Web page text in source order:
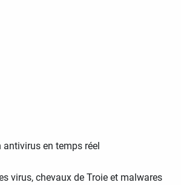
antivirus en temps réel
virus, chevaux de Troie et malwares